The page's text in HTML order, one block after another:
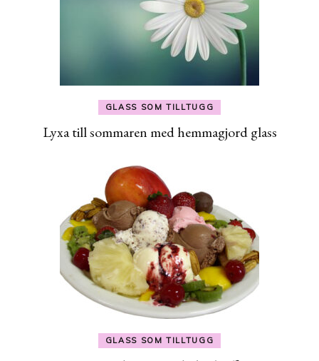
GLASS SOM TILLTUGG
Lyxa till sommaren med hemmagjord glass
GLASS SOM TILLTUGG